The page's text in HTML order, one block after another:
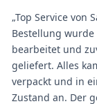
„Top Service von
Bestellung wurde
bearbeitet und
geliefert. Alles
verpackt und in
Zustand an. Der